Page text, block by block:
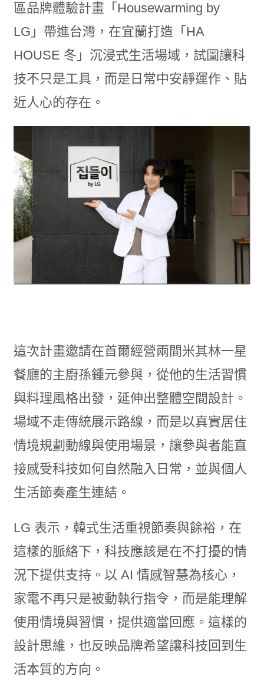
區品牌體驗計畫「Housewarming by
LG」帶進台灣，在宜蘭打造「HA
HOUSE 冬」沉浸式生活場域，試圖讓科
技不只是工具，而是日常中安靜運作、貼
近人心的存在。
這次計畫邀請在首爾經營兩間米其林一星
餐廳的主廚孫鍾元參與，從他的生活習慣
與料理風格出發，延伸出整體空間設計。
場域不走傳統展示路線，而是以真實居住
情境規劃動線與使用場景，讓參與者能直
接感受科技如何自然融入日常，並與個人
生活節奏產生連結。
LG 表示，韓式生活重視節奏與餘裕，在
這樣的脈絡下，科技應該是在不打擾的情
況下提供支持。以 AI 情感智慧為核心，
家電不再只是被動執行指令，而是能理解
使用情境與習慣，提供適當回應。這樣的
設計思維，也反映品牌希望讓科技回到生
活本質的方向。